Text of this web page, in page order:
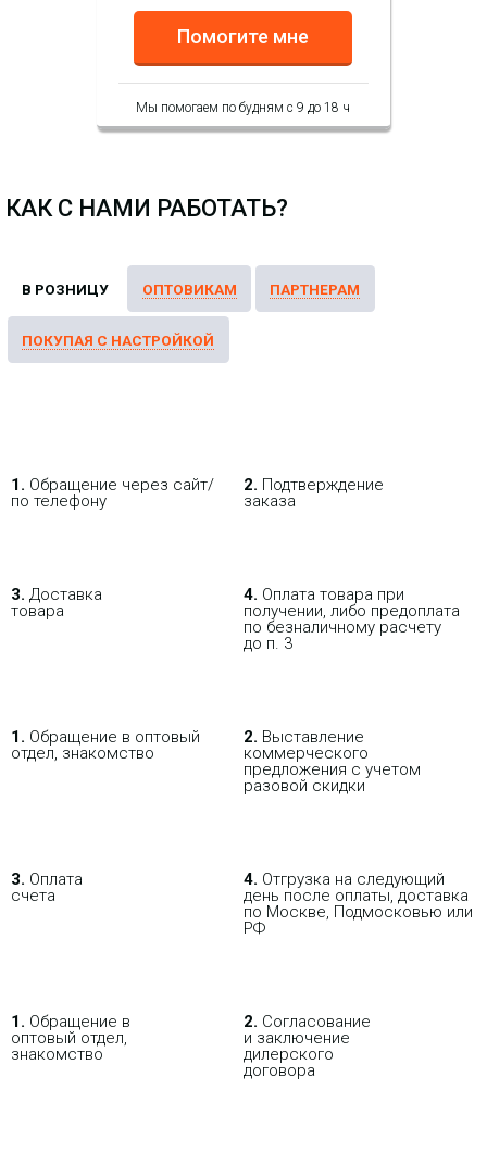
Цена:7 806.86 р.
Цена:1 479.99 р. 2 665.29 р.
Помогите мне
Мы помогаем по будням с 9 до 18 ч
КАК С НАМИ РАБОТАТЬ?
ПОКУПАЯ С НАСТРОЙКОЙ
1. Обращение через сайт/
по телефону
2. Подтверждение
заказа
3. Доставка
товара
4. Оплата товара при
получении, либо предоплата
по безналичному расчету
до п. 3
1. Обращение в оптовый
отдел, знакомство
2. Выставление
коммерческого
предложения с учетом
разовой скидки
3. Оплата
счета
4. Отгрузка на следующий
день после оплаты, доставка
по Москве, Подмосковью или
РФ
1. Обращение в
оптовый отдел,
знакомство
2. Согласование
и заключение
дилерского
договора